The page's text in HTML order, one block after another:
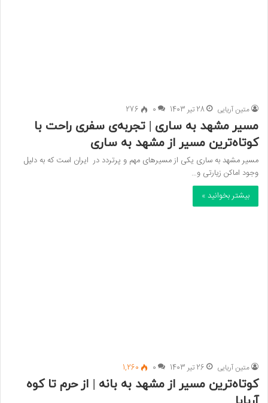
متین آریایی 28 تیر 1403 0
276
مسیر مشهد به ساری | تجربه‌ی سفری راحت با
کوتاه‌ترین مسیر از مشهد به ساری
مسیر مشهد به ساری یکی از مسیرهای مهم و پرتردد در ایران است که به دلیل
وجود اماکن زیارتی و…
بیشتر بخوانید »
متین آریایی 26 تیر 1403 0
1,260
کوتاه‌ترین مسیر از مشهد به بانه | از حرم تا کوه